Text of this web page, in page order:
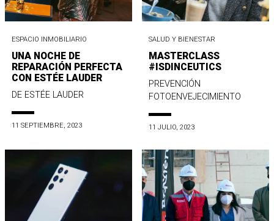
ESPACIO INMOBILIARIO
UNA NOCHE DE
REPARACIÓN PERFECTA
CON ESTÉE LAUDER
DE ESTÉE LAUDER
11 SEPTIEMBRE, 2023
SALUD Y BIENESTAR
MASTERCLASS
#ISDINCEUTICS
PREVENCIÓN
FOTOENVEJECIMIENTO
11 JULIO, 2023